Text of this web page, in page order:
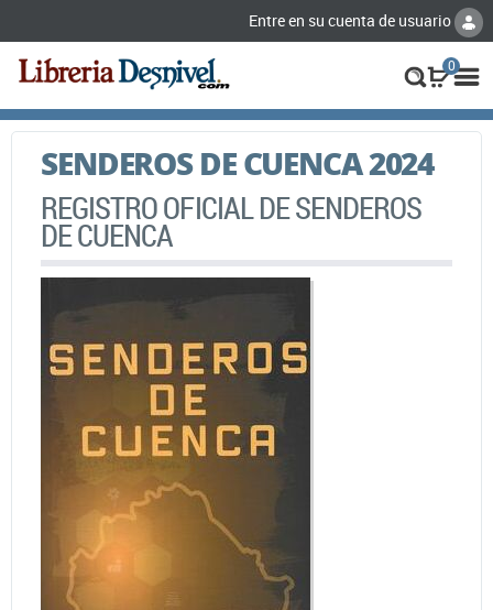
Entre en su cuenta de usuario
0
SENDEROS DE CUENCA 2024
REGISTRO OFICIAL DE SENDEROS
DE CUENCA